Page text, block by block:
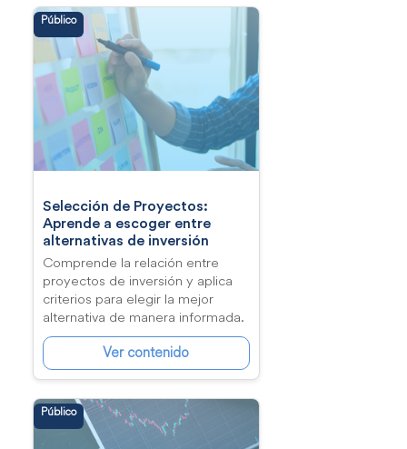
Público
Selección de Proyectos:
Aprende a escoger entre
alternativas de inversión
Comprende la relación entre
proyectos de inversión y aplica
criterios para elegir la mejor
alternativa de manera informada.
Ver contenido
Público